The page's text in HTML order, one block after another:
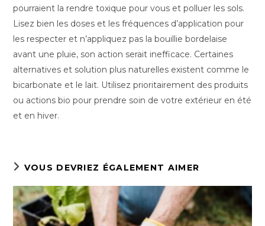
pourraient la rendre toxique pour vous et polluer les sols.
Lisez bien les doses et les fréquences d’application pour
les respecter et n’appliquez pas la bouillie bordelaise
avant une pluie, son action serait inefficace. Certaines
alternatives et solution plus naturelles existent comme le
bicarbonate et le lait. Utilisez prioritairement des produits
ou actions bio pour prendre soin de votre extérieur en été
et en hiver.
VOUS DEVRIEZ ÉGALEMENT AIMER